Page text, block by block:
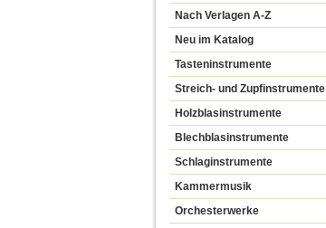
Nach Verlagen A-Z
Neu im Katalog
Tasteninstrumente
Streich- und Zupfinstrumente
Holzblasinstrumente
Blechblasinstrumente
Schlaginstrumente
Kammermusik
Orchesterwerke